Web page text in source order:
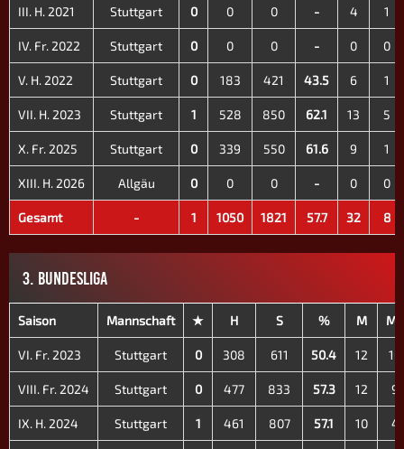
III. H. 2021 Stuttgart 0 0 0 - 4 1
IV. Fr. 2022 Stuttgart 0 0 0 - 0 0
V. H. 2022 Stuttgart 0 183 421 43.5 6 1
VII. H. 2023 Stuttgart 1 528 850 62.1 13 5
X. Fr. 2025 Stuttgart 0 339 550 61.6 9 1
XIII. H. 2026 Allgäu 0 0 0 - 0 0
Gesamt - 1 1050 1821 57.7 32 8
3. BUNDESLIGA
Saison Mannschaft ★ H S % M M+
VI. Fr. 2023 Stuttgart 0 308 611 50.4 12 10
VIII. Fr. 2024 Stuttgart 0 477 833 57.3 12 9
IX. H. 2024 Stuttgart 1 461 807 57.1 10 4